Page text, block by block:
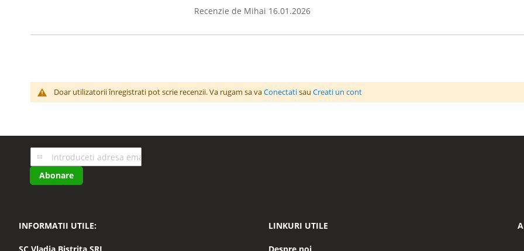
Recenzie de Mihai Publicat
16.01.2026
Doar utilizatorii înregistrati pot scrie recenzii. Va rugam sa vaConectatisau Creati un cont
Inscrieti-
va
Buletinele
Abonare
INFORMATII UTILE: LINKURI UTILE